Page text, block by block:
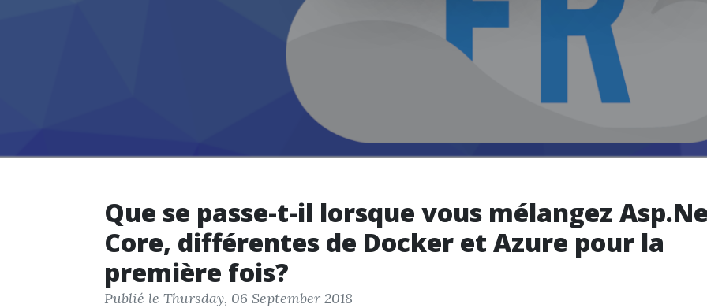
Que se passe-t-il lorsque vous mélangez
Core, différentes de Docker et Azure pour la
première fois?
Publié le Thursday, 06 September 2018